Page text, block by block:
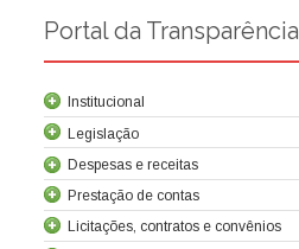
Portal da Transparência
Institucional
Legislação
Despesas e receitas
Prestação de contas
Licitações, contratos e convênios